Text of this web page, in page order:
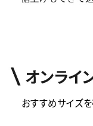
おすすめサイズ